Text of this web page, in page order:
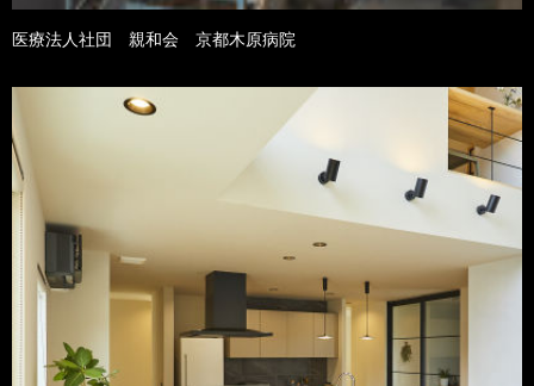
医療法人社団 親和会 京都木原病院